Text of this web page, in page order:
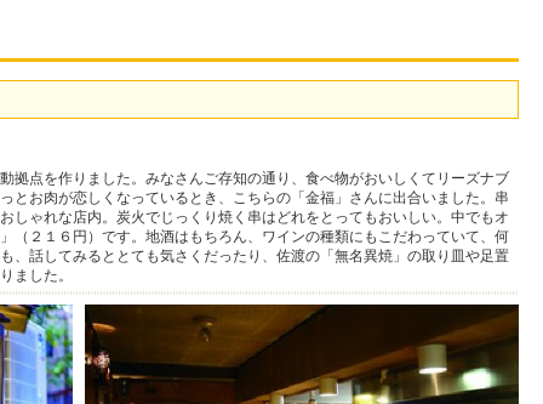
拠点を作りました。みなさんご存知の通り、食べ物がおいしくてリーズナブ
とお肉が恋しくなっているとき、こちらの「金福」さんに出合いました。串
しゃれな店内。炭火でじっくり焼く串はどれをとってもおいしい。中でもオ
（２１６円）です。地酒はもちろん、ワインの種類にもこだわっていて、何
、話してみるととても気さくだったり、佐渡の「無名異焼」の取り皿や足置
ました。